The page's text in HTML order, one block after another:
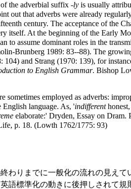
the adverbial suffix -ly is usually
out that adverbs were already
century. The acceptance of the
itself. At the beginning of the Early
to assume dominant roles in the
Brunberg 1989: 83--88). The
104) and Strang (1970: 139), for
to English Grammar. Bishop
sometimes employed as adverbs:
English language. As, 'indifferent
elaborate:' Dryden, Essay on Dram.
p. 18. (Lowth 1762/1775: 93)
わりまでに一般化の流れの見えて
語標準化の動きに後押しされて